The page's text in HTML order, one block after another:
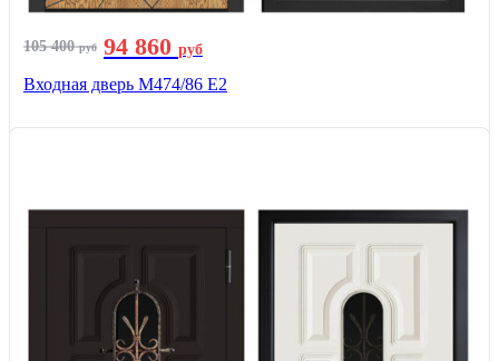
105 400руб 94 860 руб
Входная дверь М474/86 Е2